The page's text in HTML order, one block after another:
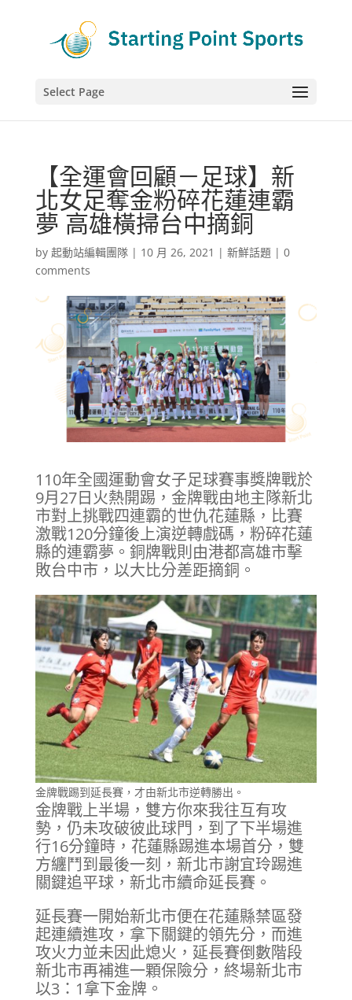
Select Page
【全運會回顧－足球】新
北女足奪金粉碎花蓮連霸
夢 高雄橫掃台中摘銅
by 起動站編輯團隊| 10 月 26, 2021 | 新鮮話題| 0
comments
110年全國運動會女子足球賽事獎牌戰於
9月27日火熱開踢，金牌戰由地主隊新北
市對上挑戰四連霸的世仇花蓮縣，比賽
激戰120分鐘後上演逆轉戲碼，粉碎花蓮
縣的連霸夢。銅牌戰則由港都高雄市擊
敗台中市，以大比分差距摘銅。
金牌戰踢到延長賽，才由新北市逆轉勝出。
金牌戰上半場，雙方你來我往互有攻
勢，仍未攻破彼此球門，到了下半場進
行16分鐘時，花蓮縣踢進本場首分，雙
方纏鬥到最後一刻，新北市謝宜玲踢進
關鍵追平球，新北市續命延長賽。
延長賽一開始新北市便在花蓮縣禁區發
起連續進攻，拿下關鍵的領先分，而進
攻火力並未因此熄火，延長賽倒數階段
新北市再補進一顆保險分，終場新北市
以3：1拿下金牌。